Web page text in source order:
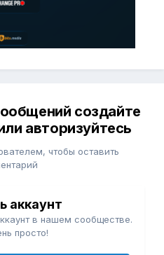
создайте
авторизуйтесь
чтобы оставить
аккаунт
в нашем сообществе.
просто!